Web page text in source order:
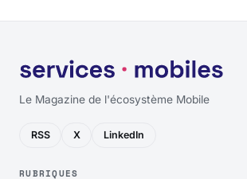
Le Magazine de l'écosystème Mobile
RSS X LinkedIn
RUBRIQUES